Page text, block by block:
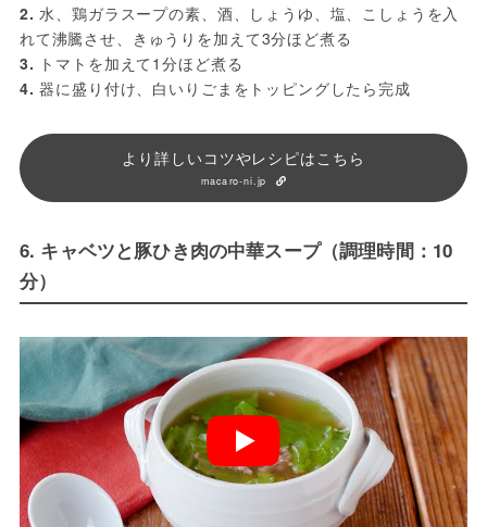
2. 水、鶏ガラスープの素、酒、しょうゆ、塩、こしょうを入
れて沸騰させ、きゅうりを加えて3分ほど煮る
3. トマトを加えて1分ほど煮る
4. 器に盛り付け、白いりごまをトッピングしたら完成
より詳しいコツやレシピはこちら
macaro-ni.jp
6. キャベツと豚ひき肉の中華スープ（調理時間：10
分）